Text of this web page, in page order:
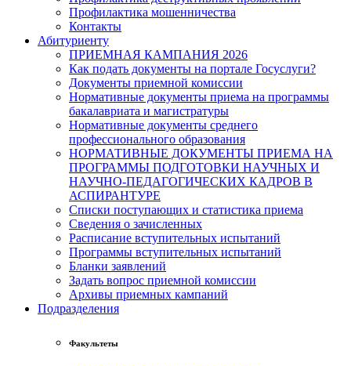
Профилактика мошенничества
Контакты
Абитуриенту
ПРИЕМНАЯ КАМПАНИЯ 2026
Как подать документы на портале Госуслуги?
Документы приемной комиссии
Нормативные документы приема на программы
бакалавриата и магистратуры
Нормативные документы среднего
профессионального образования
НОРМАТИВНЫЕ ДОКУМЕНТЫ ПРИЕМА НА
ПРОГРАММЫ ПОДГОТОВКИ НАУЧНЫХ И
НАУЧНО-ПЕДАГОГИЧЕСКИХ КАДРОВ В
АСПИРАНТУРЕ
Списки поступающих и статистика приема
Сведения о зачисленных
Расписание вступительных испытаний
Программы вступительных испытаний
Бланки заявлений
Задать вопрос приемной комиссии
Архивы приемных кампаний
Подразделения
Факультеты